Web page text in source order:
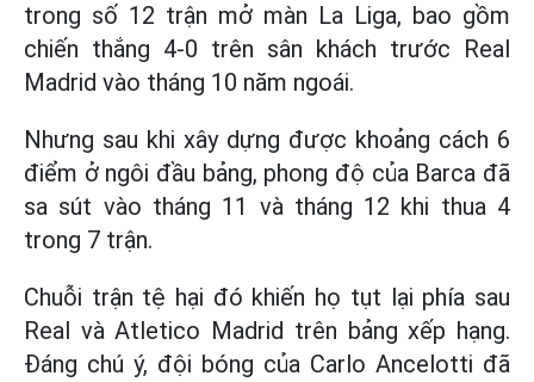
trong số 12 trận mở màn La Liga, bao gồm
chiến thắng 4-0 trên sân khách trước Real
Madrid vào tháng 10 năm ngoái.
Nhưng sau khi xây dựng được khoảng cách 6
điểm ở ngôi đầu bảng, phong độ của Barca đã
sa sút vào tháng 11 và tháng 12 khi thua 4
trong 7 trận.
Chuỗi trận tệ hại đó khiến họ tụt lại phía sau
Real và Atletico Madrid trên bảng xếp hạng.
Đáng chú ý, đội bóng của Carlo Ancelotti đã